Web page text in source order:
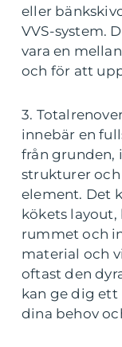
eller
VVS-system.
vara en
och för att
3.
innebär en
från grunden,
strukturer
element. Det
kökets
rummet och
material och
oftast den
kan ge dig
dina behov